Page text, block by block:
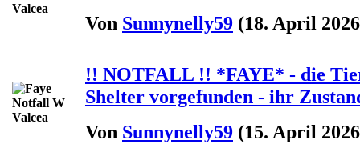
Von Sunnynelly59 (18. April
!! NOTFALL !! *FAYE* - die
Shelter vorgefunden - ihr
Von Sunnynelly59 (15. April